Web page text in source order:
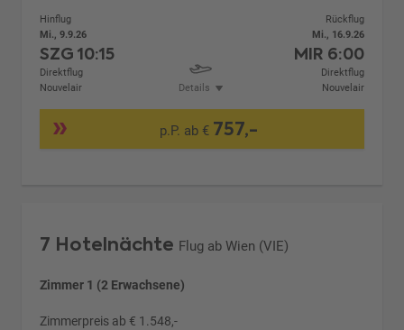
Hinflug
Mi., 9.9.26
SZG10:15
Direktflug
Nouvelair
Details
Rückflug
Mi., 16.9.26
MIR 6:00
Direktflug
Nouvelair
p.P. ab € 757,-
7 Hotelnächte Flug ab Wien (VIE)
Zimmer 1 (2 Erwachsene)
Zimmerpreis ab € 1.548,-